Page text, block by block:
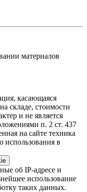
материалов
касающаяся
складе, стоимости
и не является
п. 2 ст. 437
на сайте техника
использования в
об IP-адресе и
использование
таких данных.